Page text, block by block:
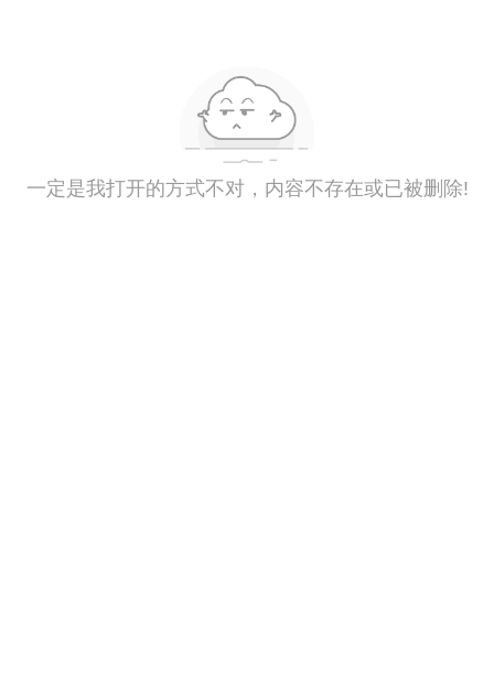
一定是我打开的方式不对，内容不存在或已被删除!